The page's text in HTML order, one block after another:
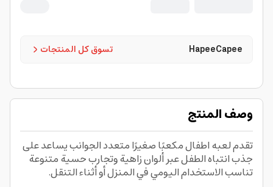
تسوق كل المنتجات HapeeCapee
وصف المنتج
تقدم لعبه اطفال مكعبًا صغيرًا متعدد الجوانب يساعد على
جذب انتباه الطفل عبر ألوان زاهية وتجارب حسية متنوعة
تناسب الاستخدام اليومي في المنزل أو أثناء التنقل.